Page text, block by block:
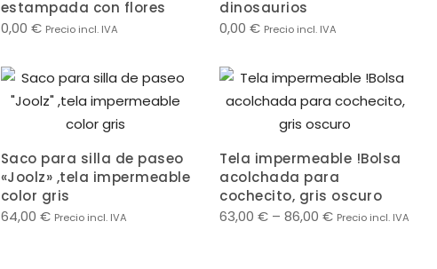
estampada con flores
0,00 € Precio incl. IVA
dinosaurios
0,00€ Precio incl. IVA
Saco para silla de paseo
«Joolz» ,tela impermeable
color gris
64,00 € Precio incl. IVA
Tela impermeable !Bolsa
acolchada para
cochecito, gris oscuro
63,00€ –86,00€ Precio incl. IVA